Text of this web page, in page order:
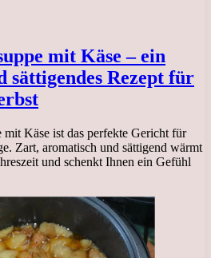
mit Käse – ein
sättigendes Rezept für
Käse ist das perfekte Gericht für
Zart, aromatisch und sättigend wärmt
und schenkt Ihnen ein Gefühl